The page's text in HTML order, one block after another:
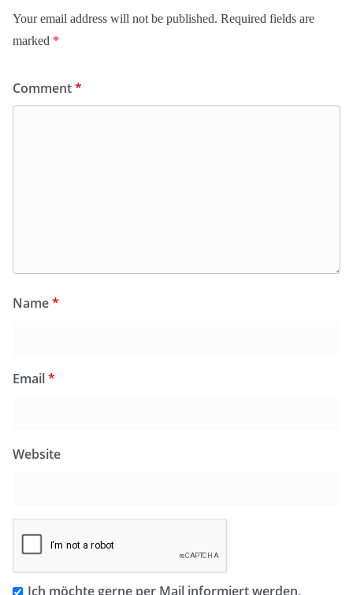
Your email address will not be published. Required fields are
marked *
Comment*
Name*
Email*
Website
Ich möchte gerne per Mail informiert werden,